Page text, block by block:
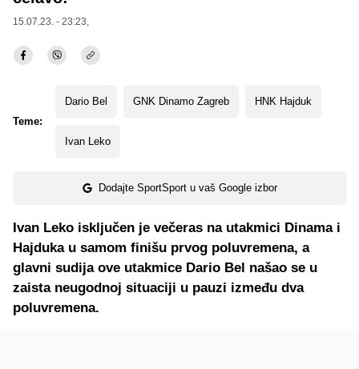
15.07.23. - 23:23,
Teme:
Dario Bel GNK Dinamo Zagreb HNK Hajduk
Ivan Leko
Dodajte SportSport u vaš Google izbor
Ivan Leko isključen je večeras na utakmici Dinama i
Hajduka u samom finišu prvog poluvremena, a
glavni sudija ove utakmice Dario Bel našao se u
zaista neugodnoj situaciji u pauzi između dva
poluvremena.